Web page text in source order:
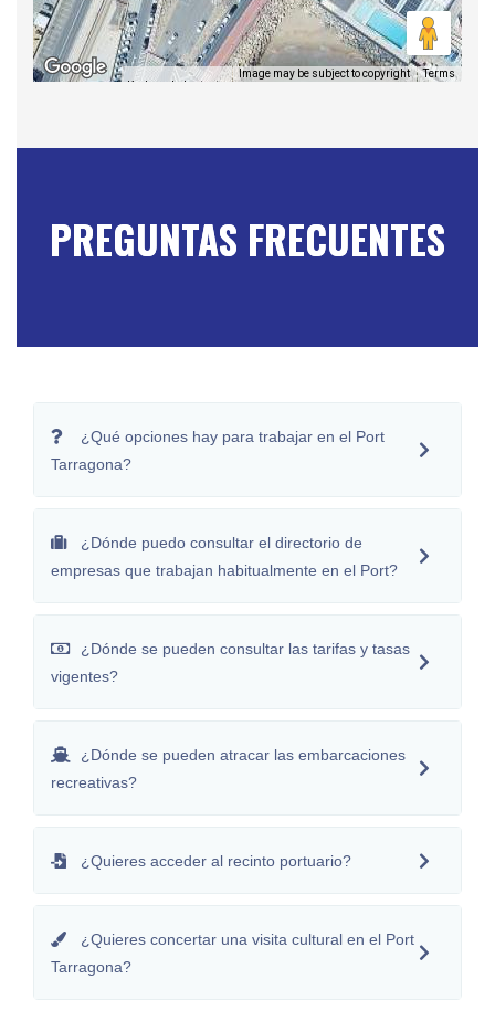
Keyboard shortcuts
Image may be subject to copyright Terms
PREGUNTAS FRECUENTES
¿Qué opciones hay para trabajar en el Port
Tarragona?
¿Dónde puedo consultar el directorio de
empresas que trabajan habitualmente en el Port?
¿Dónde se pueden consultar las tarifas y tasas
vigentes?
¿Dónde se pueden atracar las embarcaciones
recreativas?
¿Quieres acceder al recinto portuario?
¿Quieres concertar una visita cultural en el Port
Tarragona?